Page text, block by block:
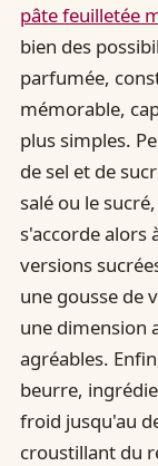
pâte feuilletée
bien des
parfumée,
mémorable,
plus simples.
de sel et de
salé ou le
s'accorde alors
versions
une gousse de
une dimension
agréables.
beurre,
froid jusqu'au
croustillant du